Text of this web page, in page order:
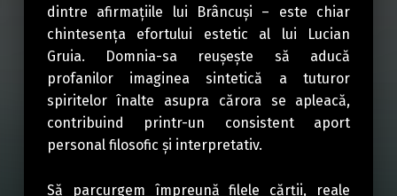
dintre afirmațiile lui Brâncuși – este chiar
chintesența efortului estetic al lui Lucian
Gruia. Domnia-sa reușește să aducă
profanilor imaginea sintetică a tuturor
spiritelor înalte asupra cărora se apleacă,
contribuind printr-un consistent aport
personal filosofic și interpretativ.
Să parcurgem împreună filele cărții, reale